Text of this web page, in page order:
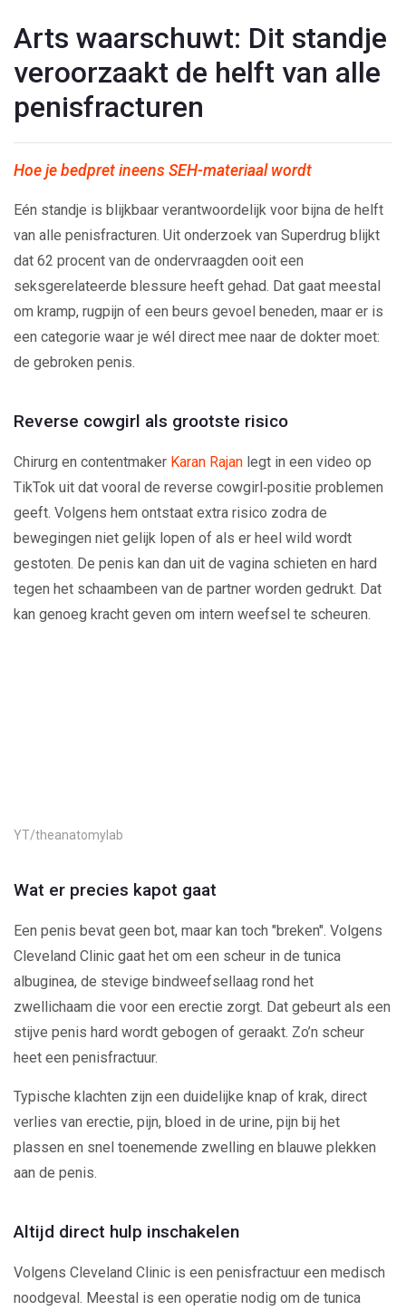
Arts waarschuwt: Dit standje
veroorzaakt de helft van alle
penisfracturen
Hoe je bedpret ineens SEH-materiaal wordt
Eén standje is blijkbaar verantwoordelijk voor bijna de helft
van alle penisfracturen. Uit onderzoek van Superdrug blijkt
dat 62 procent van de ondervraagden ooit een
seksgerelateerde blessure heeft gehad. Dat gaat meestal
om kramp, rugpijn of een beurs gevoel beneden, maar er is
een categorie waar je wél direct mee naar de dokter moet:
de gebroken penis.
Reverse cowgirl als grootste risico
Chirurg en contentmaker Karan Rajan legt in een video op
TikTok uit dat vooral de reverse cowgirl‑positie problemen
geeft. Volgens hem ontstaat extra risico zodra de
bewegingen niet gelijk lopen of als er heel wild wordt
gestoten. De penis kan dan uit de vagina schieten en hard
tegen het schaambeen van de partner worden gedrukt. Dat
kan genoeg kracht geven om intern weefsel te scheuren.
YT/theanatomylab
Wat er precies kapot gaat
Een penis bevat geen bot, maar kan toch "breken". Volgens
Cleveland Clinic gaat het om een scheur in de tunica
albuginea, de stevige bindweefsellaag rond het
zwellichaam die voor een erectie zorgt. Dat gebeurt als een
stijve penis hard wordt gebogen of geraakt. Zo’n scheur
heet een penisfractuur.
Typische klachten zijn een duidelijke knap of krak, direct
verlies van erectie, pijn, bloed in de urine, pijn bij het
plassen en snel toenemende zwelling en blauwe plekken
aan de penis.
Altijd direct hulp inschakelen
Volgens Cleveland Clinic is een penisfractuur een medisch
noodgeval. Meestal is een operatie nodig om de tunica